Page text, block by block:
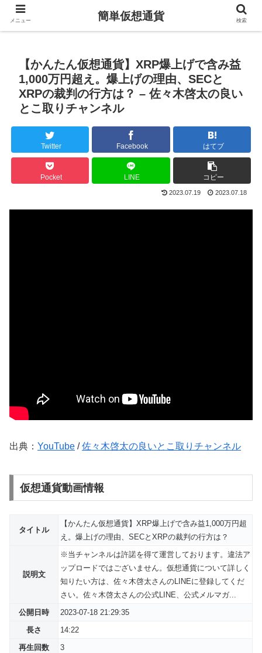
【かんたん仮想通貨】XRP爆上げで含み益
1,000万円超え。爆上げの理由、SECと
XRPの裁判の行方は？ – 佐々木啓太の良い
とこ取りチャンネル
Twitter Facebook はてブ
Pocket LINE コピー
2023.07.19 2023.07.18
出典： YouTube /佐々木啓太の良いとこ取りチャンネル
仮想通貨動画情報
タイトル
【かんたん仮想通貨】XRP爆上げで含み益1,000万円超
え。爆上げの理由、SECとXRPの裁判の行方は？
説明文
※当チャンネルは許諾を得て運営しております。違法ア
ップロードではございません。仮想通貨について詳しく
知りたい方は、佐々木啓太さんのLINEに登録してくだ
さい。佐々木啓太さんの公式LINE、公式メルマガ...
公開日時
2023-07-18 21:29:35
長さ
14:22
再生回数
3
メニュー 簡単仮想通貨 検索